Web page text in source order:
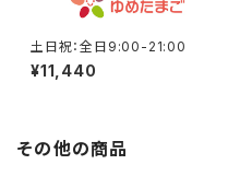
土日祝：全日9:00-21:00
¥11,440
その他の商品